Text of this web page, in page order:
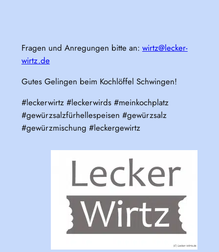
Fragen und Anregungen bitte an: wirtz@lecker-
wirtz.de
Gutes Gelingen beim Kochlöffel Schwingen!
#leckerwirtz #leckerwirds #meinkochplatz
#gewürzsalzfürhellespeisen #gewürzsalz
#gewürzmischung #leckergewirtz